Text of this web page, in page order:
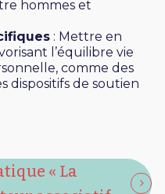
hommes et
: Mettre en
l’équilibre vie
comme des
dispositifs de soutien
« La